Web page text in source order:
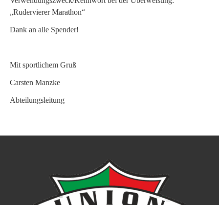
„Rudervierer Marathon“
Dank an alle Spender!
Mit sportlichem Gruß
Carsten Manzke
Abteilungsleitung